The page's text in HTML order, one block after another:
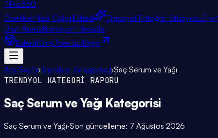
TPro360
ÖzelliklerNasıl ÇalışırEklenti Trendyol Fotoğraf Stüdyosu
Ürün AnalizKomisyon Hesapla
EklentiGirişÜcretsiz Başla
Ana Sayfa›Trendyol Kategorileri›Saç Serum ve Yağı
TRENDYOL KATEGORİ RAPORU
Saç Serum ve Yağı Kategorisi
Saç Serum ve Yağı·Son güncelleme: 7 Ağustos 2026